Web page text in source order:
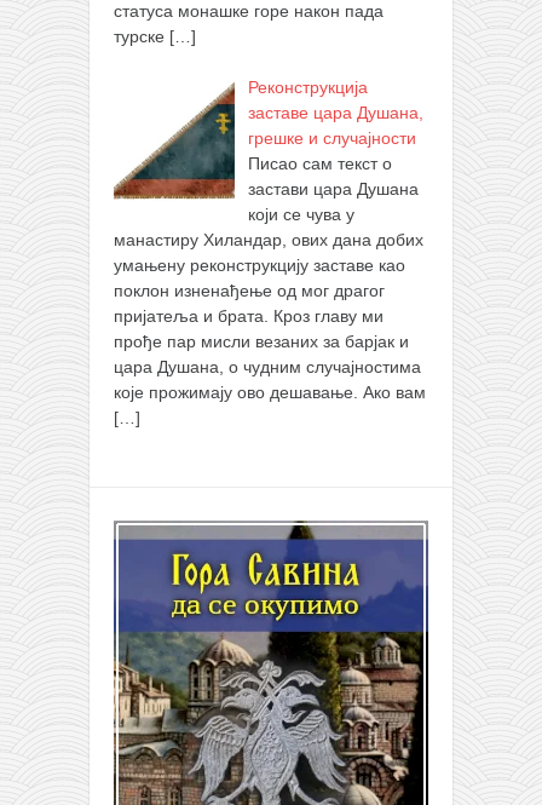
статуса монашке горе након пада
турске […]
Реконструкција
заставе цара Душана,
грешке и случајности
Писао сам текст о
застави цара Душана
који се чува у
манастиру Хиландар, ових дана добих
умањену реконструкцију заставе као
поклон изненађење од мог драгог
пријатеља и брата. Кроз главу ми
прође пар мисли везаних за барјак и
цара Душана, о чудним случајностима
које прожимају ово дешавање. Ако вам
[…]